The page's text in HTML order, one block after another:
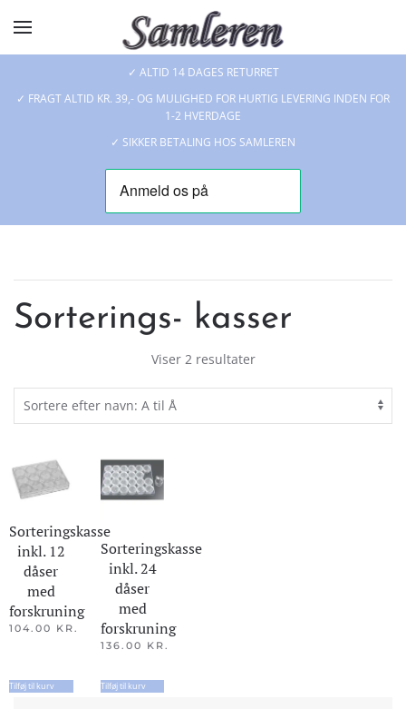
Skip to main content
✓ ALTID 14 DAGES RETURRET
✓ FRAGT ALTID KR. 39,- OG MULIGHED FOR HURTIG LEVERING INDEN FOR
1-2 HVERDAGE
✓ SIKKER BETALING HOS SAMLEREN
Sorterings- kasser
Viser 2 resultater
Sorteringskasse
inkl. 12
dåser
med
forskruning
104.00 KR.
Tilføj til kurv
Sorteringskasse
inkl. 24
dåser
med
forskruning
136.00 KR.
Tilføj til kurv